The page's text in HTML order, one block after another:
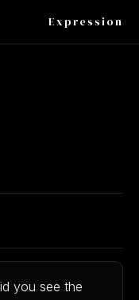
Expression
you see the